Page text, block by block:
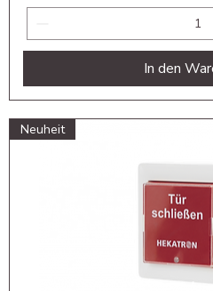
In den
Neuheit